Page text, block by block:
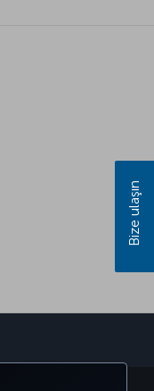
Bize ulaşın